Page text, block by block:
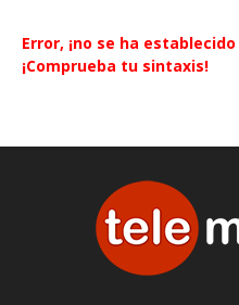
Error, ¡no se ha
¡Comprueba tu sintaxis!